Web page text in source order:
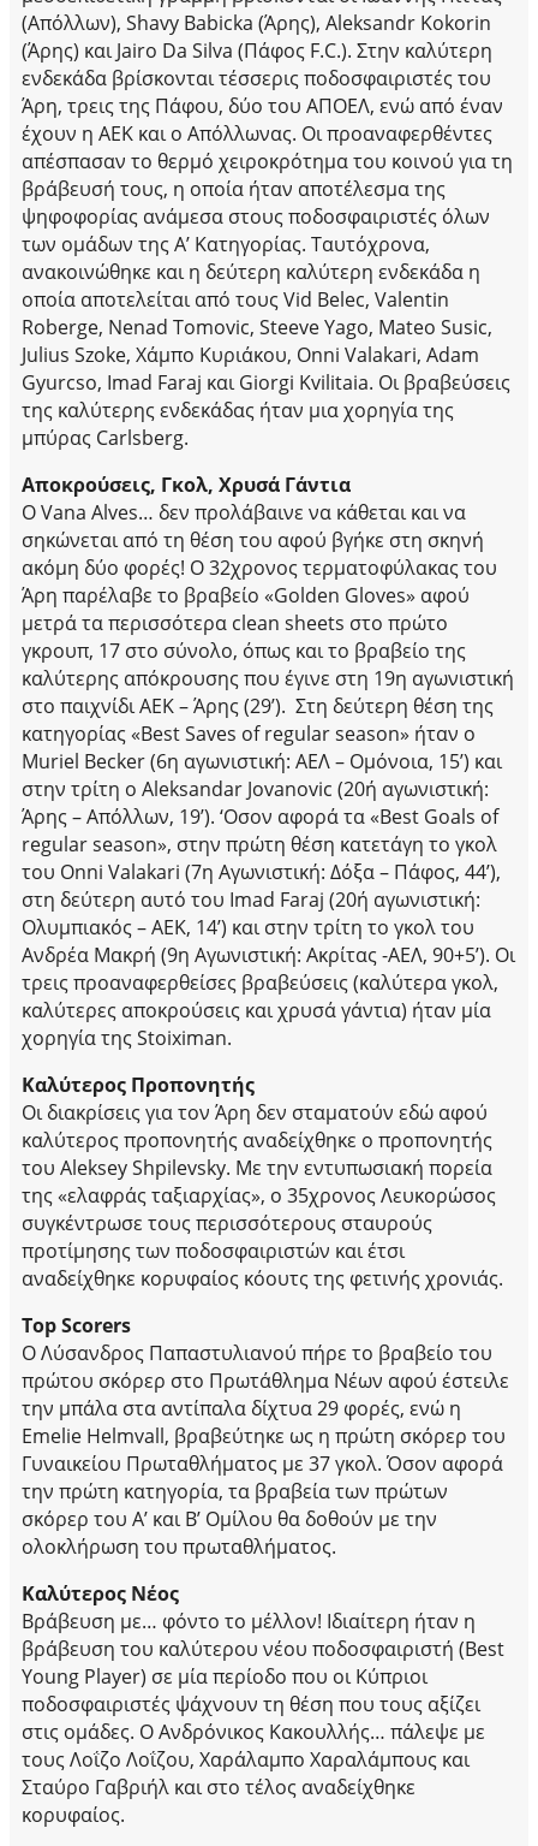
(Απόλλων), Shavy Babicka (Άρης), Aleksandr Kokorin
(Άρης) και Jairo Da Silva (Πάφος F.C.). Στην καλύτερη
ενδεκάδα βρίσκονται τέσσερις ποδοσφαιριστές του
Άρη, τρεις της Πάφου, δύο του AΠΟΕΛ, ενώ από έναν
έχουν η ΑΕΚ και ο Απόλλωνας. Οι προαναφερθέντες
απέσπασαν το θερμό χειροκρότημα του κοινού για τη
βράβευσή τους, η οποία ήταν αποτέλεσμα της
ψηφοφορίας ανάμεσα στους ποδοσφαιριστές όλων
των ομάδων της Α’ Κατηγορίας. Ταυτόχρονα,
ανακοινώθηκε και η δεύτερη καλύτερη ενδεκάδα η
οποία αποτελείται από τους Vid Belec, Valentin
Roberge, Nenad Tomovic, Steeve Yago, Mateo Susic,
Julius Szoke, Χάμπο Κυριάκου, Onni Valakari, Adam
Gyurcso, Imad Faraj και Giorgi Kvilitaia. Οι βραβεύσεις
της καλύτερης ενδεκάδας ήταν μια χορηγία της
μπύρας Carlsberg.
Αποκρούσεις, Γκολ, Χρυσά Γάντια
Ο Vana Alves… δεν προλάβαινε να κάθεται και να
σηκώνεται από τη θέση του αφού βγήκε στη σκηνή
ακόμη δύο φορές! O 32χρονος τερματοφύλακας του
Άρη παρέλαβε το βραβείο «Golden Gloves» αφού
μετρά τα περισσότερα clean sheets στο πρώτο
γκρουπ, 17 στο σύνολο, όπως και το βραβείο της
καλύτερης απόκρουσης που έγινε στη 19η αγωνιστική
στο παιχνίδι ΑΕΚ – Άρης (29’). Στη δεύτερη θέση της
κατηγορίας «Best Saves of regular season» ήταν ο
Muriel Becker (6η αγωνιστική: ΑΕΛ – Ομόνοια, 15’) και
στην τρίτη ο Aleksandar Jovanovic (20ή αγωνιστική:
Άρης – Απόλλων, 19’). ‘Οσον αφορά τα «Best Goals of
regular season», στην πρώτη θέση κατετάγη το γκολ
του Onni Valakari (7η Αγωνιστική: Δόξα – Πάφος, 44’),
στη δεύτερη αυτό του Imad Faraj (20ή αγωνιστική:
Ολυμπιακός – ΑΕΚ, 14’) και στην τρίτη το γκολ του
Ανδρέα Μακρή (9η Αγωνιστική: Ακρίτας -ΑΕΛ, 90+5’). Οι
τρεις προαναφερθείσες βραβεύσεις (καλύτερα γκολ,
καλύτερες αποκρούσεις και χρυσά γάντια) ήταν μία
χορηγία της Stoiximan.
Καλύτερος Προπονητής
Οι διακρίσεις για τον Άρη δεν σταματούν εδώ αφού
καλύτερος προπονητής αναδείχθηκε ο προπονητής
του Aleksey Shpilevsky. Με την εντυπωσιακή πορεία
της «ελαφράς ταξιαρχίας», ο 35χρονος Λευκορώσος
συγκέντρωσε τους περισσότερους σταυρούς
προτίμησης των ποδοσφαιριστών και έτσι
αναδείχθηκε κορυφαίος κόουτς της φετινής χρονιάς.
Top Scorers
Ο Λύσανδρος Παπαστυλιανού πήρε το βραβείο του
πρώτου σκόρερ στο Πρωτάθλημα Νέων αφού έστειλε
την μπάλα στα αντίπαλα δίχτυα 29 φορές, ενώ η
Emelie Helmvall, βραβεύτηκε ως η πρώτη σκόρερ του
Γυναικείου Πρωταθλήματος με 37 γκολ. Όσον αφορά
την πρώτη κατηγορία, τα βραβεία των πρώτων
σκόρερ του Α’ και Β’ Ομίλου θα δοθούν με την
ολοκλήρωση του πρωταθλήματος.
Καλύτερος Νέος
Βράβευση με… φόντο το μέλλον! Ιδιαίτερη ήταν η
βράβευση του καλύτερου νέου ποδοσφαιριστή (Best
Young Player) σε μία περίοδο που οι Κύπριοι
ποδοσφαιριστές ψάχνουν τη θέση που τους αξίζει
στις ομάδες. Ο Ανδρόνικος Κακουλλής… πάλεψε με
τους Λοΐζο Λοΐζου, Χαράλαμπο Χαραλάμπους και
Σταύρο Γαβριήλ και στο τέλος αναδείχθηκε
κορυφαίος.